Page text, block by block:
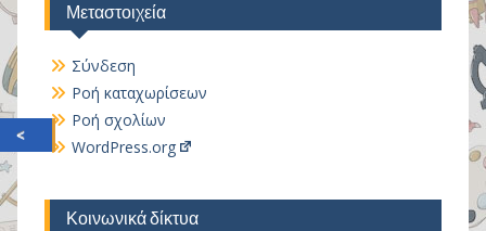
Μεταστοιχεία
Σύνδεση
Ροή καταχωρίσεων
Ροή σχολίων
WordPress.org
Κοινωνικά δίκτυα